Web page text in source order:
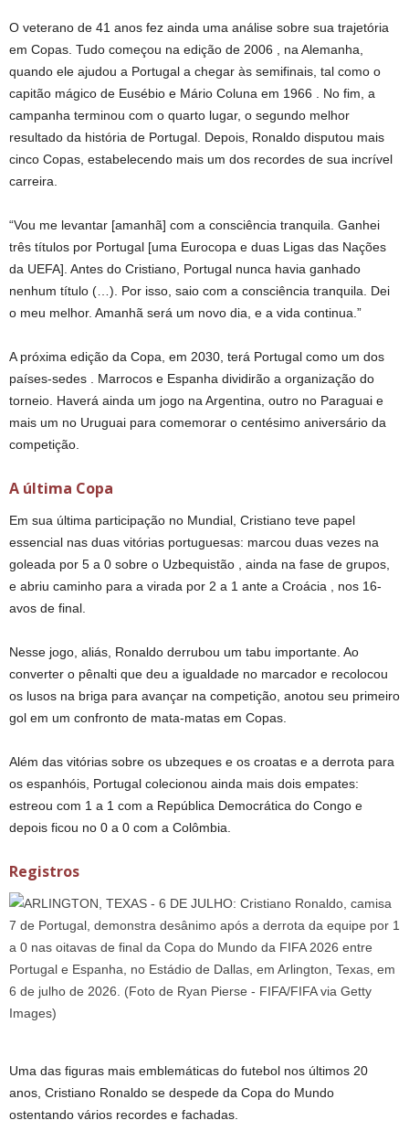
O veterano de 41 anos fez ainda uma análise sobre sua trajetória
em Copas. Tudo começou na edição de 2006 , na Alemanha,
quando ele ajudou a Portugal a chegar às semifinais, tal como o
capitão mágico de Eusébio e Mário Coluna em 1966 . No fim, a
campanha terminou com o quarto lugar, o segundo melhor
resultado da história de Portugal. Depois, Ronaldo disputou mais
cinco Copas, estabelecendo mais um dos recordes de sua incrível
carreira.
“Vou me levantar [amanhã] com a consciência tranquila. Ganhei
três títulos por Portugal [uma Eurocopa e duas Ligas das Nações
da UEFA]. Antes do Cristiano, Portugal nunca havia ganhado
nenhum título (…). Por isso, saio com a consciência tranquila. Dei
o meu melhor. Amanhã será um novo dia, e a vida continua.”
A próxima edição da Copa, em 2030, terá Portugal como um dos
países-sedes . Marrocos e Espanha dividirão a organização do
torneio. Haverá ainda um jogo na Argentina, outro no Paraguai e
mais um no Uruguai para comemorar o centésimo aniversário da
competição.
A última Copa
Em sua última participação no Mundial, Cristiano teve papel
essencial nas duas vitórias portuguesas: marcou duas vezes na
goleada por 5 a 0 sobre o Uzbequistão , ainda na fase de grupos,
e abriu caminho para a virada por 2 a 1 ante a Croácia , nos 16-
avos de final.
Nesse jogo, aliás, Ronaldo derrubou um tabu importante. Ao
converter o pênalti que deu a igualdade no marcador e recolocou
os lusos na briga para avançar na competição, anotou seu primeiro
gol em um confronto de mata-matas em Copas.
Além das vitórias sobre os ubzeques e os croatas e a derrota para
os espanhóis, Portugal colecionou ainda mais dois empates:
estreou com 1 a 1 com a República Democrática do Congo e
depois ficou no 0 a 0 com a Colômbia.
Registros
Uma das figuras mais emblemáticas do futebol nos últimos 20
anos, Cristiano Ronaldo se despede da Copa do Mundo
ostentando vários recordes e fachadas.